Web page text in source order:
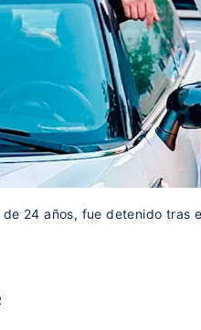
24 años, fue detenido tras